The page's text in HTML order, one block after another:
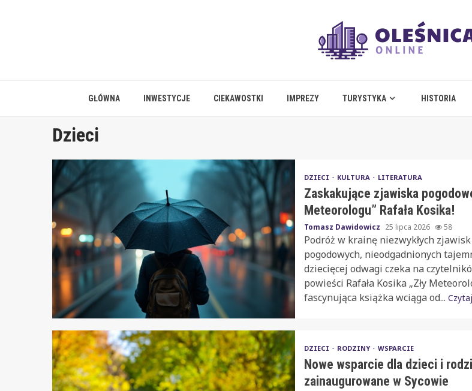
GŁÓWNA INWESTYCJE CIEKAWOSTKI IMPREZY TURYSTYKA HISTORIA
Dzieci
DZIECI KULTURA LITERATURA
Zaskakujące zjawiska
Meteorologu” Rafała Kosika!
Tomasz Dawidowicz 25 lipca 2026 58
Podróż w krainę niezwykłych zjawisk
pogodowych, nieodgadnionych
dziecięcej odwagi czeka na
powieści Rafała Kosika „Zły
fascynująca książka wciąga od...
DZIECI RODZINY WSPARCIE
Nowe wsparcie dla dzieci i
zainaugurowane w Sycowie